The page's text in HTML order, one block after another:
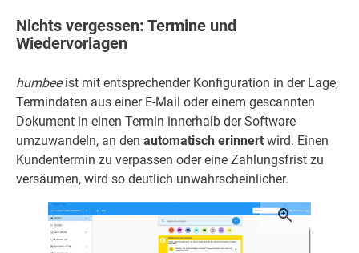
Nichts vergessen: Termine und
Wiedervorlagen
humbeeist mit entsprechender Konfiguration in der Lage,
Termindaten aus einer E-Mail oder einem gescannten
Dokument in einen Termin innerhalb der Software
umzuwandeln, an den automatisch erinnert wird. Einen
Kundentermin zu verpassen oder eine Zahlungsfrist zu
versäumen, wird so deutlich unwahrscheinlicher.